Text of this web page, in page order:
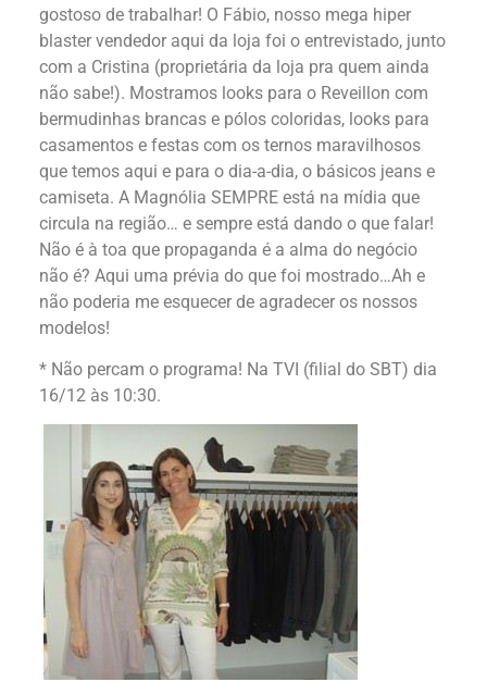
gostoso de trabalhar! O Fábio, nosso mega hiper
blaster vendedor aqui da loja foi o entrevistado, junto
com a Cristina (proprietária da loja pra quem ainda
não sabe!). Mostramos looks para o Reveillon com
bermudinhas brancas e pólos coloridas, looks para
casamentos e festas com os ternos maravilhosos
que temos aqui e para o dia-a-dia, o básicos jeans e
camiseta. A Magnólia SEMPRE está na mídia que
circula na região… e sempre está dando o que falar!
Não é à toa que propaganda é a alma do negócio
não é? Aqui uma prévia do que foi mostrado…Ah e
não poderia me esquecer de agradecer os nossos
modelos!
* Não percam o programa! Na TVI (filial do SBT) dia
16/12 às 10:30.